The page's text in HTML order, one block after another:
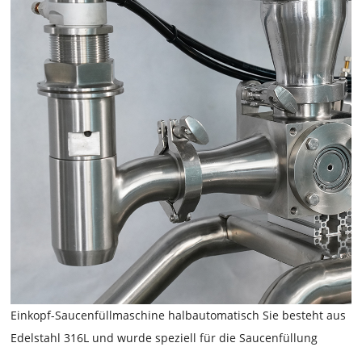
Einkopf-Saucenfüllmaschine halbautomatisch Sie besteht aus
Edelstahl 316L und wurde speziell für die Saucenfüllung